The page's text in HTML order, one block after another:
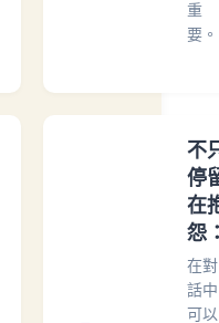
重
要。
不
停
在
怨
在對
話中
可以